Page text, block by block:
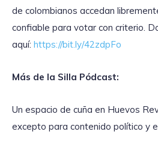
de colombianos accedan
confiable para votar con criterio.
aquí: https://bit.ly/42zdpFo
Más de la Silla Pódcast:
Un espacio de cuña en Huevos
excepto para contenido político y